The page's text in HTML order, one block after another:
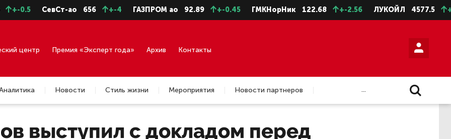
СевСт-ао 656 +-4 ГАЗПРОМ ао 92.89 +-0.45 ГМКНорНик 122.68 +-2.56 ЛУКОЙЛ 4577.5 +-10
центр Премия «Эксперт года» Архив Контакты
Новости Стиль жизни Мероприятия
Новости партнеров
...
выступил с докладом перед